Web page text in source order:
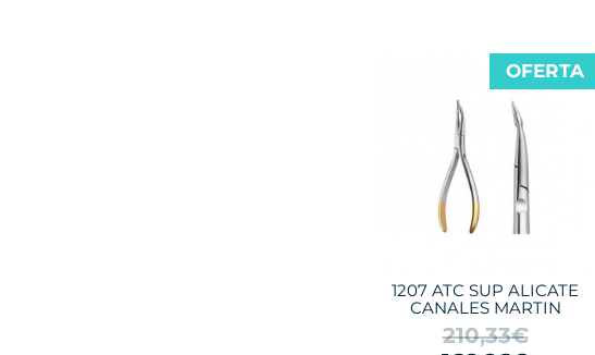
1207 ATC SUP ALICATE
CANALES MARTIN
210,33€
OFERTA